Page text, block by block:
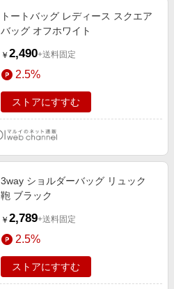
トートバッグ レディース スクエア
バッグ オフホワイト
￥ 2,490+送料固定
2.5%
ストアにすすむ
3way ショルダーバッグ リュック
鞄 ブラック
￥ 2,789+送料固定
2.5%
ストアにすすむ